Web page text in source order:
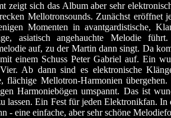
zeigt sich das Album aber sehr
Mellotronsounds. Zunächst
Momenten in avantgardistische,
asiatisch angehauchte Melodie
auf, zu der Martin dann singt. Da
einem Schuss Peter Gabriel auf. Ein
Ab dann sind es elektronische
flächige Mellotron-Harmonien
Harmoniebögen umspannt. Das ist
lassen. Ein Fest für jeden Elektronikfan.
- eine einfache, aber sehr schöne